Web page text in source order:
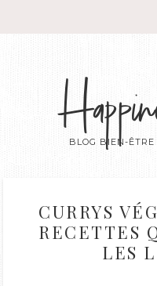
BLOG BIEN-ÊTRE
CURRYS
RECETTES
LES